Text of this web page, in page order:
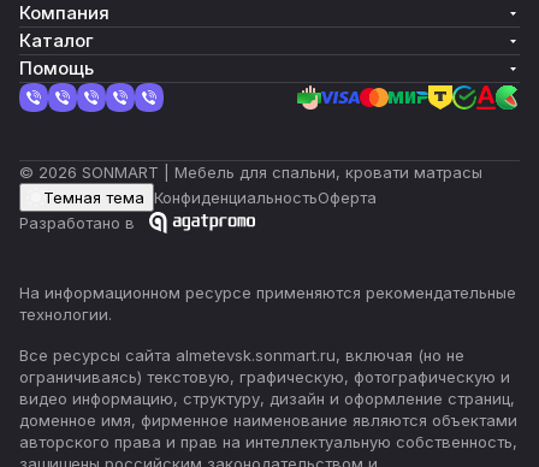
Компания
Каталог
Помощь
© 2026 SONMART | Мебель для спальни, кровати матрасы
Темная тема
КонфиденциальностьОферта
Разработано в
На информационном ресурсе применяются рекомендательные
технологии.
Все ресурсы сайта almetevsk.sonmart.ru, включая (но не
ограничиваясь) текстовую, графическую, фотографическую и
видео информацию, структуру, дизайн и оформление страниц,
доменное имя, фирменное наименование являются объектами
авторского права и прав на интеллектуальную собственность,